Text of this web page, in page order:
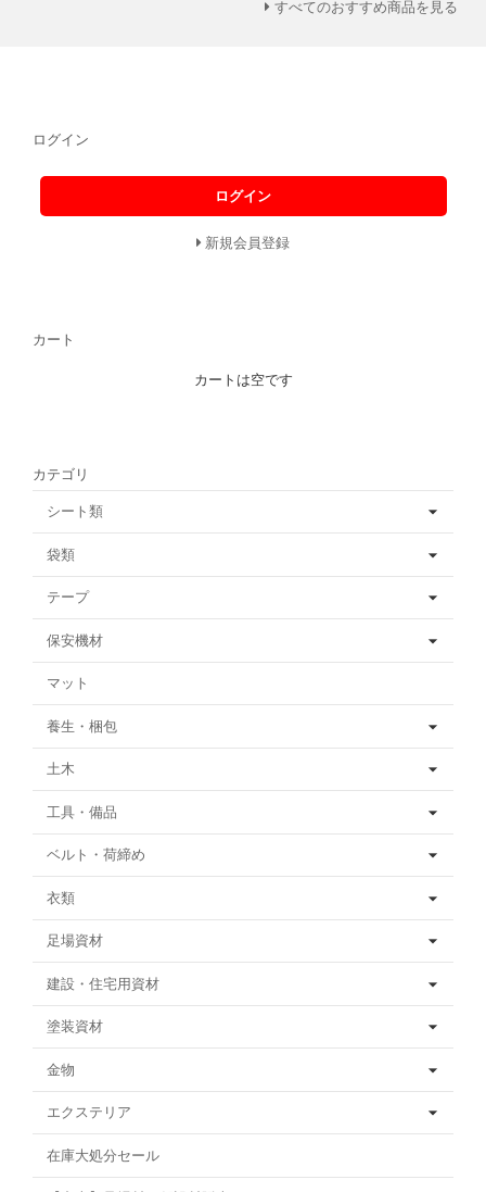
すべてのおすすめ商品を見る
ログイン
ログイン
新規会員登録
カート
カートは空です
カテゴリ
シート類
袋類
テープ
保安機材
マット
養生・梱包
土木
工具・備品
ベルト・荷締め
衣類
足場資材
建設・住宅用資材
塗装資材
金物
エクステリア
在庫大処分セール